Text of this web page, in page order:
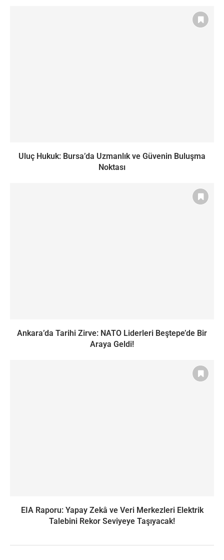
Uluç Hukuk: Bursa’da Uzmanlık ve Güvenin Buluşma
Noktası
Ankara’da Tarihi Zirve: NATO Liderleri Beştepe’de Bir
Araya Geldi!
EIA Raporu: Yapay Zekâ ve Veri Merkezleri Elektrik
Talebini Rekor Seviyeye Taşıyacak!